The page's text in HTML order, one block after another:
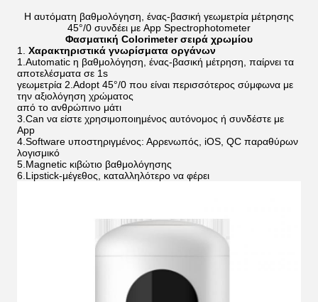
Η αυτόματη βαθμολόγηση, ένας-βασική γεωμετρία μέτρησης
45°/0 συνδέει με App Spectrophotometer
Φασματική Colorimeter σειρά χρωμίου
1. Χαρακτηριστικά γνωρίσματα οργάνων
1.Automatic η βαθμολόγηση, ένας-βασική μέτρηση, παίρνει τα
αποτελέσματα σε 1s
γεωμετρία 2.Adopt 45°/0 που είναι περισσότερος σύμφωνα με
την αξιολόγηση χρώματος
από το ανθρώπινο μάτι
3.Can να είστε χρησιμοποιημένος αυτόνομος ή συνδέστε με
App
4.Software υποστηριγμένος: Αρρενωπός, iOS, QC παραθύρων
λογισμικό
5.Magnetic κιβώτιο βαθμολόγησης
6.Lipstick-μέγεθος, καταλληλότερο να φέρει